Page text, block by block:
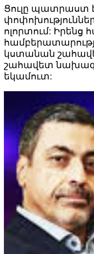
Ցուլը պատրաստ
ոլորտում: Իրենց
կստանան
շահավետ
եկամուտ: